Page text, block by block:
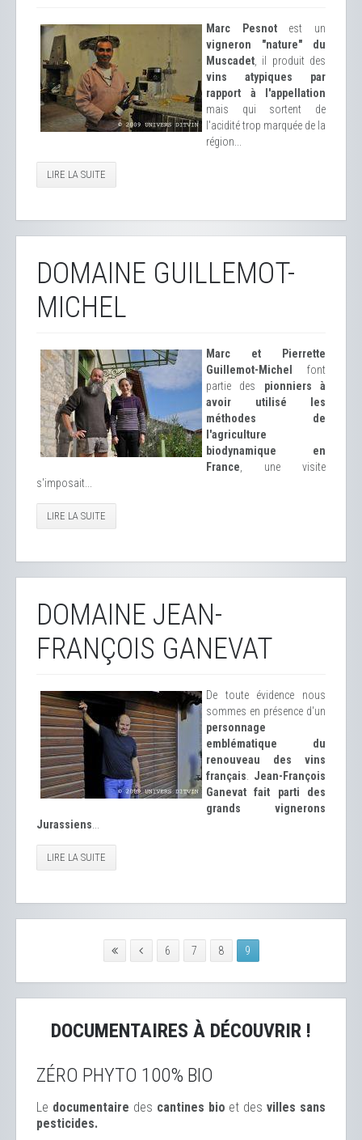
Marc Pesnotest un
vigneron "nature" du
Muscadet , il produit des
vins atypiques par
rapport à l'appellation
mais qui sortent de
l'acidité trop marquée de la
région...
LIRE LA SUITE
DOMAINE GUILLEMOT-
MICHEL
Marc et Pierrette
Guillemot-Michel
font
partie des pionniers à
avoir utilisé les
méthodes de
l'agriculture
biodynamique en
France , une visite
s'imposait...
LIRE LA SUITE
DOMAINE JEAN-
FRANÇOIS GANEVAT
De toute évidence nous
sommes en présence d'un
personnage
emblématique du
renouveau des vins
français
Jean-François
Ganevat fait parti des
grands vignerons
Jurassiens
LIRE LA SUITE
6 7 8 9
DOCUMENTAIRES À DÉCOUVRIR !
ZÉRO PHYTO 100% BIO
Le documentaire des cantines bio et desvilles sans
pesticides.